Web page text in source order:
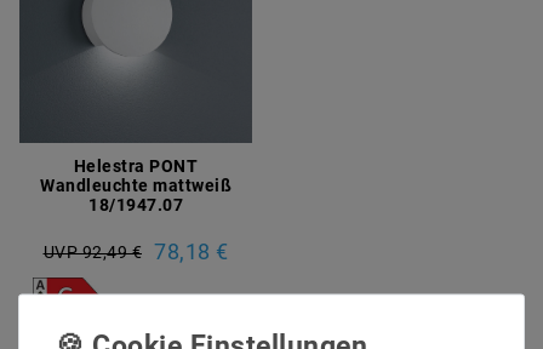
Helestra PONT
Wandleuchte mattweiß
18/1947.07
UVP 92,49 € 78,18 €